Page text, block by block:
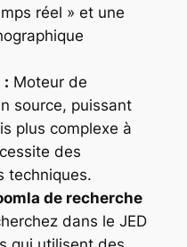
réel » et une
: Moteur de
source, puissant
plus complexe à
des
techniques.
de recherche
dans le JED